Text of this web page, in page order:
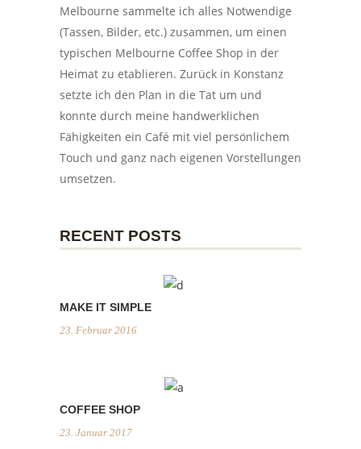
Melbourne sammelte ich alles Notwendige
(Tassen, Bilder, etc.) zusammen, um einen
typischen Melbourne Coffee Shop in der
Heimat zu etablieren. Zurück in Konstanz
setzte ich den Plan in die Tat um und
konnte durch meine handwerklichen
Fähigkeiten ein Café mit viel persönlichem
Touch und ganz nach eigenen Vorstellungen
umsetzen.
RECENT POSTS
MAKE IT SIMPLE
23. Februar 2016
COFFEE SHOP
23. Januar 2017